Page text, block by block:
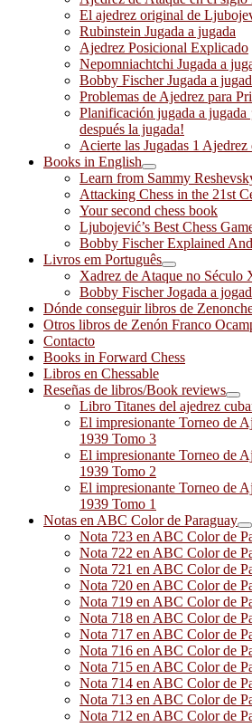
El ajedrez original de
Rubinstein Jugada a jugada
Ajedrez Posicional Explicado
Nepomniachtchi Jugada a
Bobby Fischer Jugada a
Problemas de Ajedrez para
Planificación jugada a jugada
después la jugada!
Acierte las Jugadas 1
Books in English
Learn from Sammy
Attacking Chess in the 21st
Your second chess book
Ljubojević’s Best Chess
Bobby Fischer Explained
Livros em Português
Xadrez de Ataque no Século
Bobby Fischer Jogada a
Dónde conseguir libros de
Otros libros de Zenón Franco
Contacto
Books in Forward Chess
Libros en Chessable
Reseñas de libros/Book reviews
Libro Titanes del ajedrez
El impresionante Torneo de
1939 Tomo 3
El impresionante Torneo de
1939 Tomo 2
El impresionante Torneo de
1939 Tomo 1
Notas en ABC Color de Paraguay
Nota 723 en ABC Color de
Nota 722 en ABC Color de
Nota 721 en ABC Color de
Nota 720 en ABC Color de
Nota 719 en ABC Color de
Nota 718 en ABC Color de
Nota 717 en ABC Color de
Nota 716 en ABC Color de
Nota 715 en ABC Color de
Nota 714 en ABC Color de
Nota 713 en ABC Color de
Nota 712 en ABC Color de